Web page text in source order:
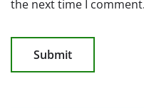
the next time I comment.